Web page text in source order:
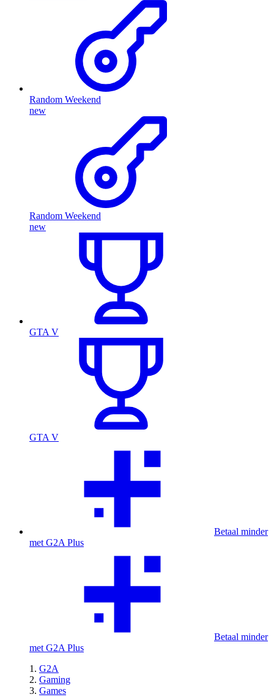
Random Weekend
new
Random Weekend
new
GTA V
GTA V
Betaal minder
met G2A Plus
Betaal minder
met G2A Plus
G2A
Gaming
Games